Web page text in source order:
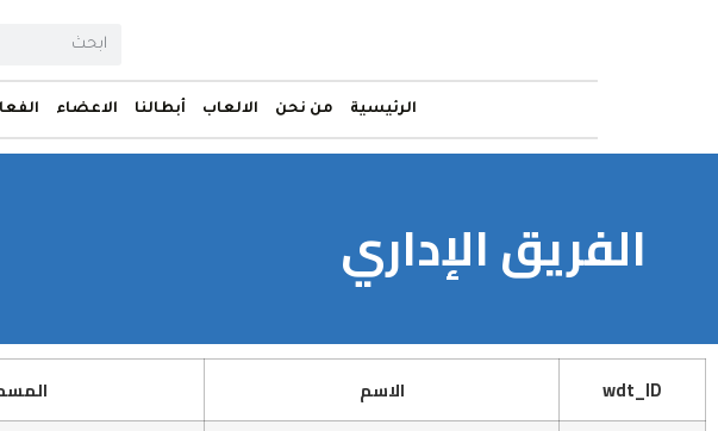
الرئيسية من نحن الالعاب أبطالنا الاعضاء
الفريق الإداري
wdt_ID الاسم